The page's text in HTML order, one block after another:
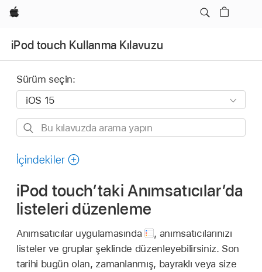
wzlhp
iPod touch Kullanma Kılavuzu
Sürüm seçin:
Bu
arama
İçindekiler
iPod touch’taki Anımsatıcılar’da
listeleri düzenleme
Anımsatıcılar uygulamasında , anımsatıcılarınızı
listeler ve gruplar şeklinde düzenleyebilirsiniz. Son
tarihi bugün olan, zamanlanmış, bayraklı veya size